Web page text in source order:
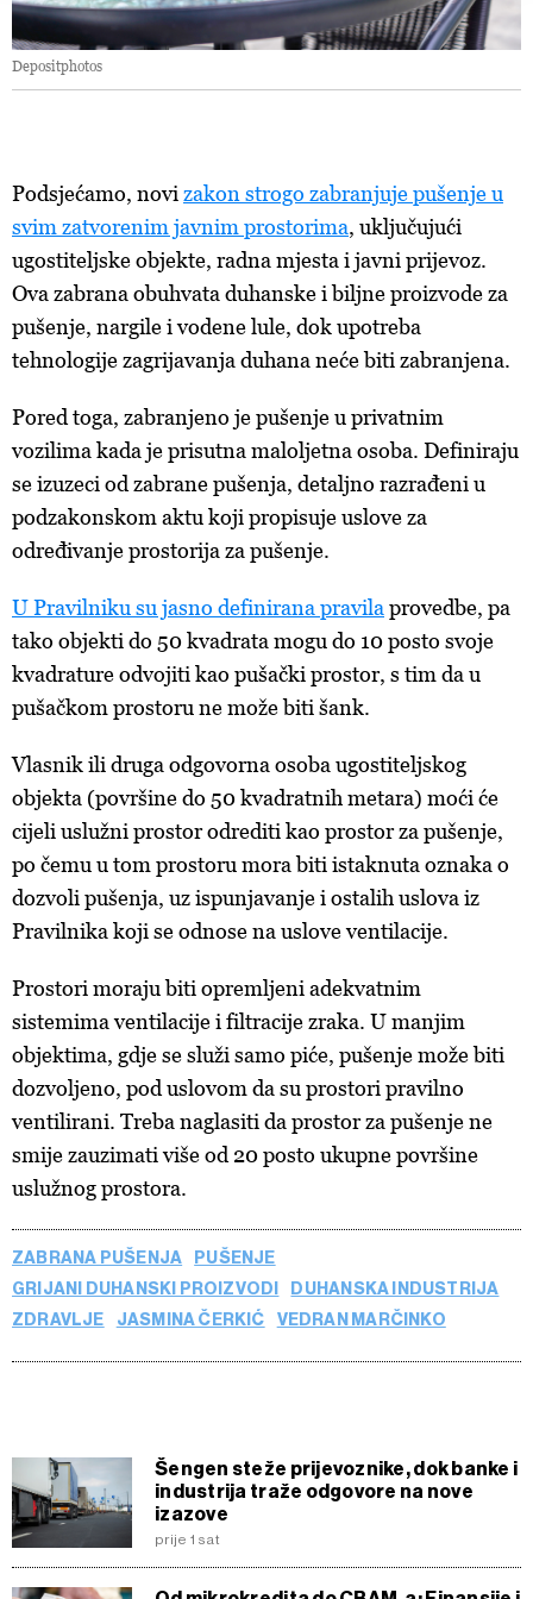
o vašim pravima pročitajte u našoj
Politici privatnosti, a
o kolačićima i drugim sličnim tehnologijama uPolitici
kolačića. Kolačiće u bilo kojem trenutku možete ponovno
Depositphotos
Podsjećamo, novi zakon strogo zabranjuje pušenje u
svim zatvorenim javnim prostorima, uključujući
ugostiteljske objekte, radna mjesta i javni prijevoz.
Ova zabrana obuhvata duhanske i biljne proizvode za
pušenje, nargile i vodene lule, dok upotreba
tehnologije zagrijavanja duhana neće biti zabranjena.
Pored toga, zabranjeno je pušenje u privatnim
vozilima kada je prisutna maloljetna osoba. Definiraju
se izuzeci od zabrane pušenja, detaljno razrađeni u
podzakonskom aktu koji propisuje uslove za
određivanje prostorija za pušenje.
U Pravilniku su jasno definirana pravila provedbe, pa
tako objekti do 50 kvadrata mogu do 10 posto svoje
kvadrature odvojiti kao pušački prostor, s tim da u
pušačkom prostoru ne može biti šank.
Vlasnik ili druga odgovorna osoba ugostiteljskog
objekta (površine do 50 kvadratnih metara) moći će
cijeli uslužni prostor odrediti kao prostor za pušenje,
po čemu u tom prostoru mora biti istaknuta oznaka o
dozvoli pušenja, uz ispunjavanje i ostalih uslova iz
Pravilnika koji se odnose na uslove ventilacije.
Prostori moraju biti opremljeni adekvatnim
sistemima ventilacije i filtracije zraka. U manjim
objektima, gdje se služi samo piće, pušenje može biti
dozvoljeno, pod uslovom da su prostori pravilno
ventilirani. Treba naglasiti da prostor za pušenje ne
smije zauzimati više od 20 posto ukupne površine
uslužnog prostora.
ZABRANA PUŠENJA
PUŠENJE
GRIJANI DUHANSKI PROIZVODI
DUHANSKA INDUSTRIJA
ZDRAVLJE
JASMINA ČERKIĆ VEDRAN MARČINKO
Šengen steže prijevoznike, dok banke i
industrija traže odgovore na nove
izazove
prije 1 sat